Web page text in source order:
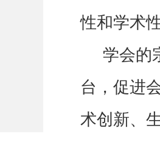
性和学术
学会的
台，促进
术创新、